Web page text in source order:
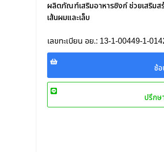
ผลิตภัณฑ์เสริมอาหารซิงก์ ช่วยเสริม
เส้นผมและเล็บ
เลขทะเบียน อย.: 13-1-00449-1-
ช้อ
ปรึกษ